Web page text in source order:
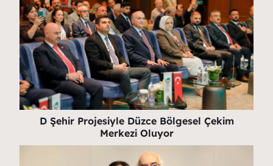
D Şehir Projesiyle Düzce Bölgesel Çekim
Merkezi Oluyor